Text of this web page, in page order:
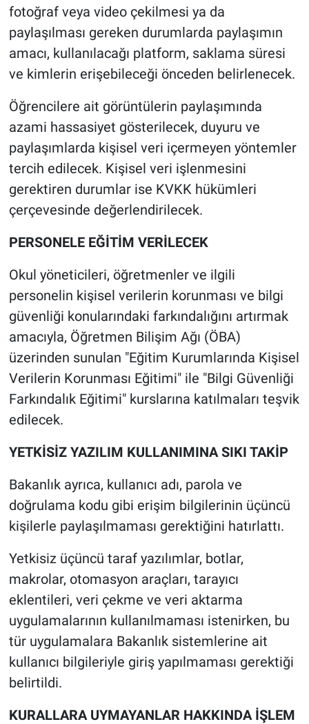
fotoğraf veya video çekilmesi ya da
paylaşılması gereken durumlarda paylaşımın
amacı, kullanılacağı platform, saklama süresi
ve kimlerin erişebileceği önceden belirlenecek.
Öğrencilere ait görüntülerin paylaşımında
azami hassasiyet gösterilecek, duyuru ve
paylaşımlarda kişisel veri içermeyen yöntemler
tercih edilecek. Kişisel veri işlenmesini
gerektiren durumlar ise KVKK hükümleri
çerçevesinde değerlendirilecek.
PERSONELE EĞİTİM VERİLECEK
Okul yöneticileri, öğretmenler ve ilgili
personelin kişisel verilerin korunması ve bilgi
güvenliği konularındaki farkındalığını artırmak
amacıyla, Öğretmen Bilişim Ağı (ÖBA)
üzerinden sunulan "Eğitim Kurumlarında Kişisel
Verilerin Korunması Eğitimi" ile "Bilgi Güvenliği
Farkındalık Eğitimi" kurslarına katılmaları teşvik
edilecek.
YETKİSİZ YAZILIM KULLANIMINA SIKI TAKİP
Bakanlık ayrıca, kullanıcı adı, parola ve
doğrulama kodu gibi erişim bilgilerinin üçüncü
kişilerle paylaşılmaması gerektiğini hatırlattı.
Yetkisiz üçüncü taraf yazılımlar, botlar,
makrolar, otomasyon araçları, tarayıcı
eklentileri, veri çekme ve veri aktarma
uygulamalarının kullanılmaması istenirken, bu
tür uygulamalara Bakanlık sistemlerine ait
kullanıcı bilgileriyle giriş yapılmaması gerektiği
belirtildi.
KURALLARA UYMAYANLAR HAKKINDA İŞLEM